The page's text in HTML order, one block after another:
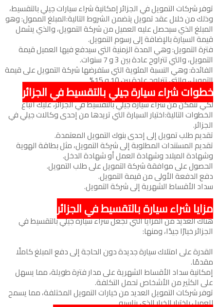
توفر شركات التمويل في الجزائر إمكانية شراء سيارات جيلي بالتقسيط،
وذلك من خلال عقد تمويل يتضمن الشروط التالية:المبلغ الممول: وهو
المبلغ الذي سيحصل عليه العميل من شركة التمويل، والذي يشمل
قيمة السيارة بالإضافة إلى رسوم التمويل.
فترة التمويل: وهي المدة الزمنية التي سيدفع فيها العميل قيمة
التمويل، والتي تتراوح عادة بين 3 و 7 سنوات.
الفائدة: وهي النسبة المئوية التي ستفرضها شركة التمويل على قيمة
التمويل، والتي تتراوح عادة بين 10 و 15%.
خطوات شراء سيارة جيلي بالتقسيط في الجزائر
لكي تتمكن من شراء سيارة جيلي بالتقسيط في الجزائر، عليك اتباع
الخطوات التالية:اختيار السيارة التي تريدها من إحدى وكالات جيلي في
الجزائر.
تقديم طلب تمويل إلى إحدى بنوك التمويل المعتمدة.
تقديم المستندات المطلوبة إلى شركة التمويل، مثل بطاقة الهوية
وشهادة الميلاد وشهادة العمل أو شهادة الدخل.
الحصول على موافقة شركة التمويل على طلب التمويل.
دفع الدفعة الأولى من قيمة التمويل.
سداد الأقساط الشهرية إلى شركة التمويل.
مزايا شراء سيارة بالتقسيط في الجزائر
هناك العديد من المزايا التي تجعل شراء سيارة جيلي بالتقسيط في
الجزائر خيارًا جيدًا، ومنها:
القدرة على امتلاك سيارة جديدة دون الحاجة إلى دفع المبلغ كاملًا
مقدمًا.
إمكانية سداد الأقساط الشهرية على مدار فترة طويلة، مما يسهل
على الكثير من الأشخاص تحمل التكلفة.
توفر شركات التمويل العديد من خيارات التمويل المختلفة، مما يسمح
للعميل باختيار الخيار الذي يناسبه.